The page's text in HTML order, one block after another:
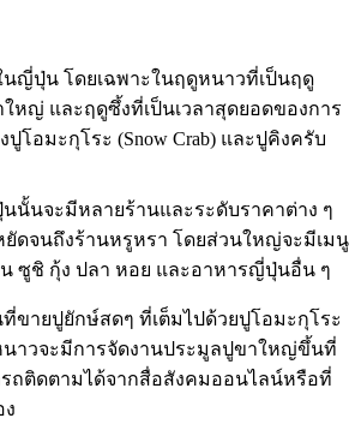
นญี่ปุ่น โดยเฉพาะในฤดูหนาวที่เป็นฤดู
หญ่ และฤดูซึ้งที่เป็นเวลาสุดยอดของการ
โอมะกุโระ (Snow Crab) และปูคิงครับ
นั้นจะมีหลายร้านและระดับราคาต่าง ๆ
ยัดจนถึงร้านหรูหรา โดยส่วนใหญ่จะมีเมนู
น ซูชิ กุ้ง ปลา หอย และอาหารญี่ปุ่นอื่น ๆ
ขายปูยักษ์สดๆ ที่เต็มไปด้วยปูโอมะกุโระ
าวจะมีการจัดงานประมูลปูขาใหญ่ขึ้นที่
ถติดตามได้จากสื่อสังคมออนไลน์หรือที่